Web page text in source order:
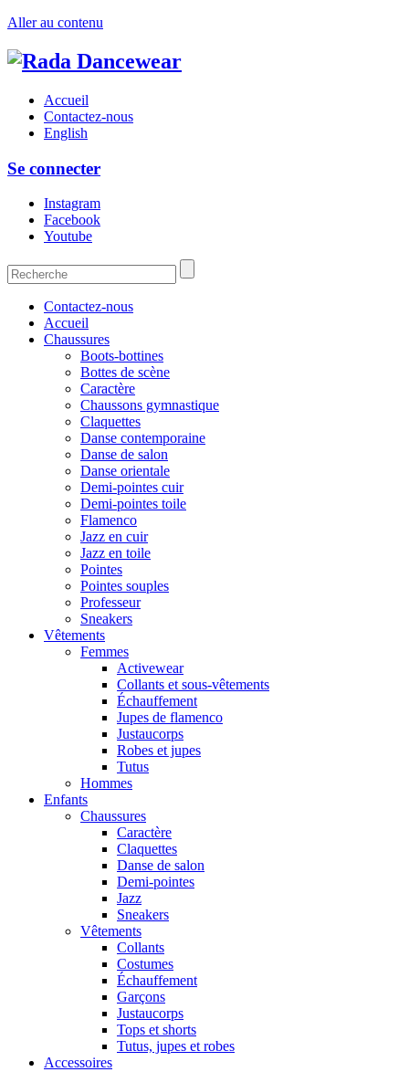
Aller au contenu
Accueil
Contactez-nous
English
Se connecter
Instagram
Facebook
Youtube
Contactez-nous
Accueil
Chaussures
Boots-bottines
Bottes de scène
Caractère
Chaussons gymnastique
Claquettes
Danse contemporaine
Danse de salon
Danse orientale
Demi-pointes cuir
Demi-pointes toile
Flamenco
Jazz en cuir
Jazz en toile
Pointes
Pointes souples
Professeur
Sneakers
Vêtements
Femmes
Activewear
Collants et sous-vêtements
Échauffement
Jupes de flamenco
Justaucorps
Robes et jupes
Tutus
Hommes
Enfants
Chaussures
Caractère
Claquettes
Danse de salon
Demi-pointes
Jazz
Sneakers
Vêtements
Collants
Costumes
Échauffement
Garçons
Justaucorps
Tops et shorts
Tutus, jupes et robes
Accessoires